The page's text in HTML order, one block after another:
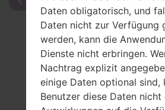
Daten obligatorisch, und
Daten nicht zur Verfügung
werden, kann die
Dienste nicht erbringen.
Nachtrag explizit
einige Daten optional sind,
Benutzer diese Daten nicht